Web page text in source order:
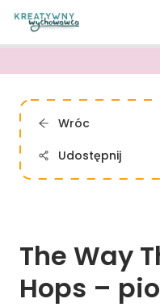
Wróc
Udostępnij
The Way
Hops –